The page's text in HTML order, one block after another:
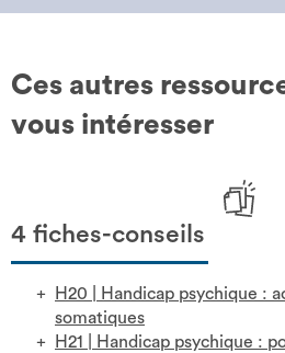
Ces autres
vous intéresser
4 fiches-conseils
H20
Handicap psychique :
somatiques
H21
Handicap psychique :